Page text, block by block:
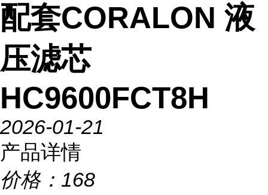
配套CORALON 液
压滤芯
HC9600FCT8H
2026-01-21
产品详情
价格： 168